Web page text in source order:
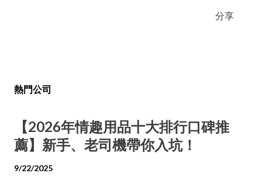
分享
熱門公司
【2026年情趣用品十大排行口碑推
薦】新手、老司機帶你入坑！
9/22/2025